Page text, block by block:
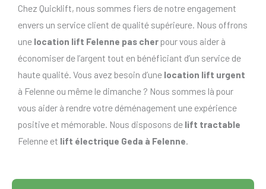
Chez Quicklift, nous sommes fiers de notre engagement
envers un service client de qualité supérieure. Nous offrons
une location lift Felenne pas cher pour vous aider à
économiser de l’argent tout en bénéficiant d’un service de
haute qualité. Vous avez besoin d’une location lift urgent
à Felenne ou même le dimanche ? Nous sommes là pour
vous aider à rendre votre déménagement une expérience
positive et mémorable. Nous disposons de lift tractable
Felenne et lift électrique Geda à Felenne.